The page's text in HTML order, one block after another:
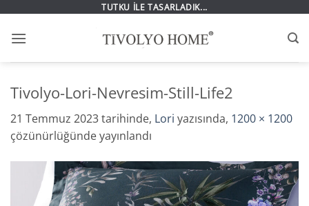
TUTKU İLE TASARLADIK...
Tivolyo-Lori-Nevresim-Still-Life2
21 Temmuz 2023tarihinde, Lori yazısında, 1200 × 1200
çözünürlüğünde yayınlandı